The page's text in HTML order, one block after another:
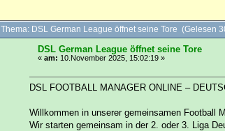
Thema: DSL German League öffnet seine Tore (Gelesen
DSL German League öffnet seine Tore
« am: 10.November 2025, 15:02:19 »
DSL FOOTBALL MANAGER ONLINE –
Willkommen in unserer gemeinsamen Football
Wir starten gemeinsam in der 2. oder 3. Liga